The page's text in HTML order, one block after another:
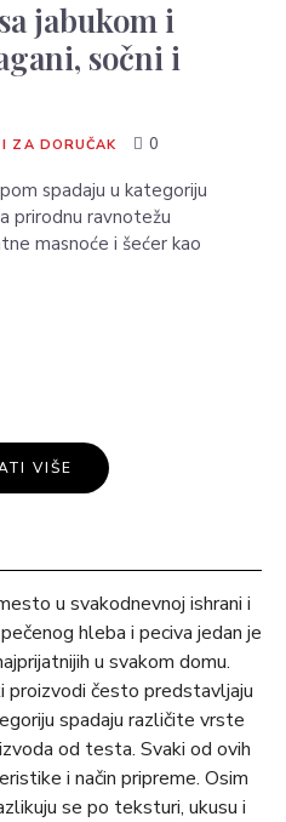
jabukom i
sočni i
ZA DORUČAK 0
spadaju u kategoriju
prirodnu ravnotežu
masnoće i šećer kao
VIŠE
u svakodnevnoj ishrani i
hleba i peciva jedan je
u svakom domu.
proizvodi često predstavljaju
spadaju različite vrste
od testa. Svaki od ovih
i način pripreme. Osim
se po teksturi, ukusu i